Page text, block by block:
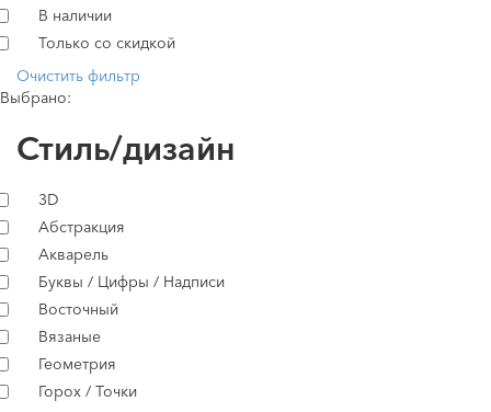
В наличии
Только со скидкой
Очистить фильтр
Выбрано:
Стиль/дизайн
3D
Абстракция
Акварель
Буквы / Цифры / Надписи
Восточный
Вязаные
Геометрия
Горох / Точки